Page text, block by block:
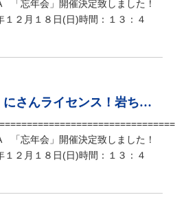
「忘年会」開催決定致しました！
１２月１８日(日)時間：１３：４
イセンス！岩ちゃんHappy Birthday!!
「忘年会」開催決定致しました！
１２月１８日(日)時間：１３：４